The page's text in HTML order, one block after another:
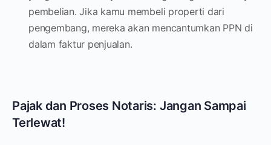
pembelian. Jika kamu membeli properti dari
pengembang, mereka akan mencantumkan PPN di
dalam faktur penjualan.
Pajak dan Proses Notaris: Jangan Sampai
Terlewat!